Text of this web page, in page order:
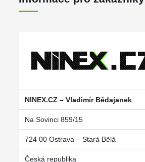
NINEX.CZ – Vladimír Bědajanek
Na Sovinci 859/15
724 00 Ostrava – Stará Bělá
Česká republika